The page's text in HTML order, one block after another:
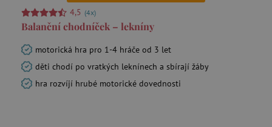
Smartgames - 5%
Společenské hry
4,5 (4x)
Balanční chodníček – lekníny
motorická hra pro 1-4 hráče od 3 let
děti chodí po vratkých leknínech a sbírají žáby
hra rozvíjí hrubé motorické dovednosti